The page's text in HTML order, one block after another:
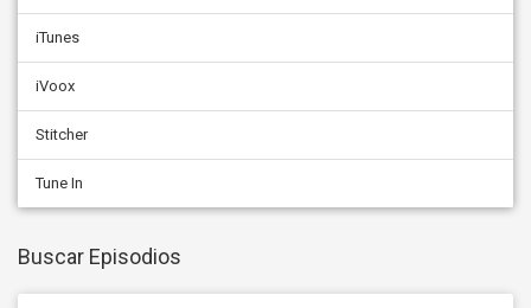
iTunes
iVoox
Stitcher
Tune In
Buscar Episodios